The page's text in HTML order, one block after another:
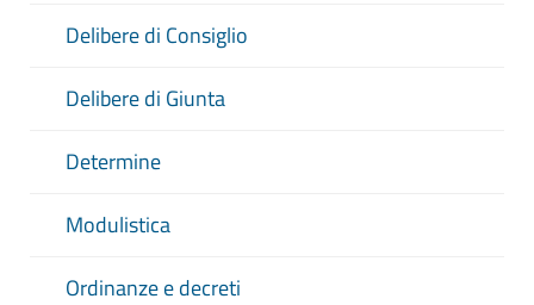
Delibere di Consiglio
Delibere di Giunta
Determine
Modulistica
Ordinanze e decreti